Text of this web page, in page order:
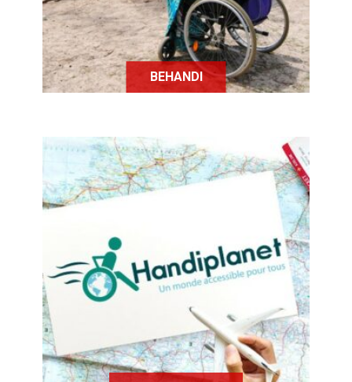
BEHANDI
Handiplanet est "un guide de voyage
collaboratif et social", dont le but
est de faire partager à la
communauté d'utilisateurs ses
ressentis, retours d'expérience,
opinions, relatifs aux lieux
accessibles repérés lors d'un séjour.